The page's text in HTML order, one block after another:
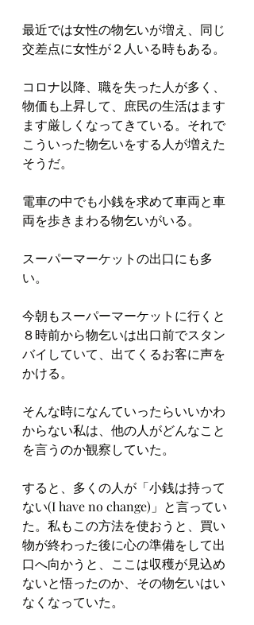
最近では女性の物乞いが増え、同じ
交差点に女性が２人いる時もある。
コロナ以降、職を失った人が多く、
物価も上昇して、庶民の生活はます
ます厳しくなってきている。それで
こういった物乞いをする人が増えた
そうだ。
電車の中でも小銭を求めて車両と車
両を歩きまわる物乞いがいる。
スーパーマーケットの出口にも多
い。
今朝もスーパーマーケットに行くと
８時前から物乞いは出口前でスタン
バイしていて、出てくるお客に声を
かける。
そんな時になんていったらいいかわ
からない私は、他の人がどんなこと
を言うのか観察していた。
すると、多くの人が「小銭は持って
ない(I have no change)」と言ってい
た。私もこの方法を使おうと、買い
物が終わった後に心の準備をして出
口へ向かうと、ここは収穫が見込め
ないと悟ったのか、その物乞いはい
なくなっていた。